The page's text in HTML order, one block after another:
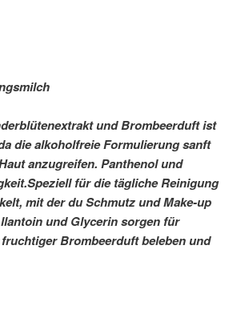
und Brombeerduft ist
die alkoholfreie Formulierung sanft
anzugreifen. Panthenol und
für die tägliche Reinigung
mit der du Schmutz und Make-up
und Glycerin sorgen für
Brombeerduft beleben und